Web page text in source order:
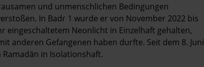
und unmenschlichen Bedingungen
In Badr 1 wurde er von November 2022 bis
eingeschaltetem Neonlicht in Einzelhaft gehalten,
anderen Gefangenen haben durfte. Seit dem 8. Juni
in Isolationshaft.